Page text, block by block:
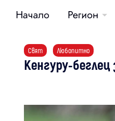
Начало Регион
Свят Любопитно
Кенгуру-